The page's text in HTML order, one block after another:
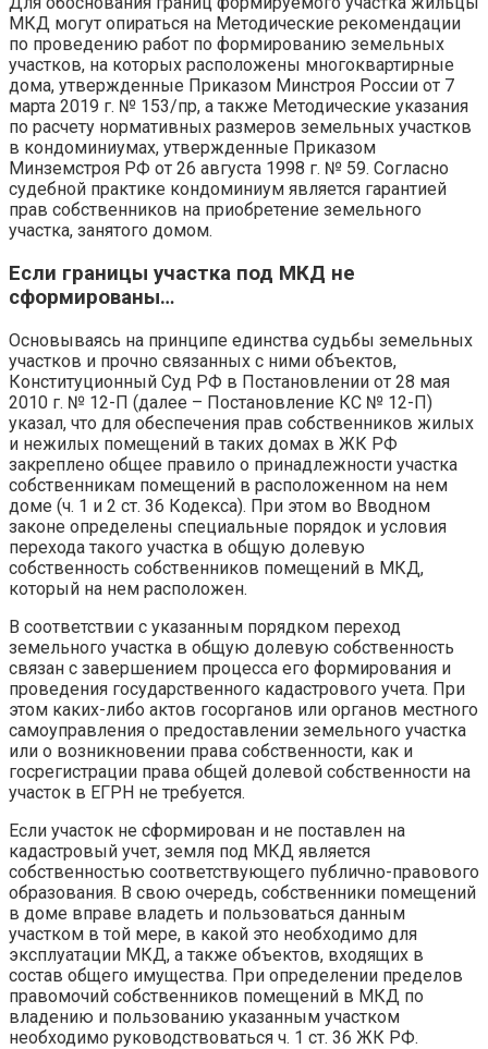
МКД могут опираться на Методические рекомендации
по проведению работ по формированию земельных
участков, на которых расположены многоквартирные
дома, утвержденные Приказом Минстроя России от 7
марта 2019 г. № 153/пр, а также Методические указания
по расчету нормативных размеров земельных участков
в кондоминиумах, утвержденные Приказом
Минземстроя РФ от 26 августа 1998 г. № 59. Согласно
судебной практике кондоминиум является гарантией
прав собственников на приобретение земельного
участка, занятого домом.
Если границы участка под МКД не
сформированы…
Основываясь на принципе единства судьбы земельных
участков и прочно связанных с ними объектов,
Конституционный Суд РФ в Постановлении от 28 мая
2010 г. № 12-П (далее – Постановление КС № 12-П)
указал, что для обеспечения прав собственников жилых
и нежилых помещений в таких домах в ЖК РФ
закреплено общее правило о принадлежности участка
собственникам помещений в расположенном на нем
доме (ч. 1 и 2 ст. 36 Кодекса). При этом во Вводном
законе определены специальные порядок и условия
перехода такого участка в общую долевую
собственность собственников помещений в МКД,
который на нем расположен.
В соответствии с указанным порядком переход
земельного участка в общую долевую собственность
связан с завершением процесса его формирования и
проведения государственного кадастрового учета. При
этом каких-либо актов госорганов или органов местного
самоуправления о предоставлении земельного участка
или о возникновении права собственности, как и
госрегистрации права общей долевой собственности на
участок в ЕГРН не требуется.
Если участок не сформирован и не поставлен на
кадастровый учет, земля под МКД является
собственностью соответствующего публично-правового
образования. В свою очередь, собственники помещений
в доме вправе владеть и пользоваться данным
участком в той мере, в какой это необходимо для
эксплуатации МКД, а также объектов, входящих в
состав общего имущества. При определении пределов
правомочий собственников помещений в МКД по
владению и пользованию указанным участком
необходимо руководствоваться ч. 1 ст. 36 ЖК РФ.